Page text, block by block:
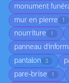
monument
mur en pierre 1
nourriture 1
panneau
pantalon 3
pare-brise 1